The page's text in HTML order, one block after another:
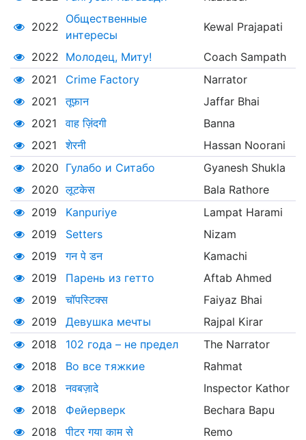
2022
Общественные
интересы
Kewal Prajapati
2022 Молодец, Миту!
Coach Sampath
2021
Crime Factory
Narrator
2021
तूफ़ान
Jaffar Bhai
2021
वाह ज़िंदगी
Banna
2021
शेरनी
Hassan Noorani
2020 Гулабо и Ситабо
Gyanesh Shukla
2020 लूटकेस
Bala Rathore
2019
Kanpuriye
Lampat Harami
2019
Setters
Nizam
2019
गन पे डन
Kamachi
2019
Парень из гетто
Aftab Ahmed
2019
चॉपस्टिक्स
Faiyaz Bhai
2019
Девушка мечты
Rajpal Kirar
2018
102 года – не предел
The Narrator
2018
Во все тяжкие
Rahmat
2018
नवबज़ादे
Inspector Kathor
2018
Фейерверк
Bechara Bapu
2018
पीटर गया काम से
Remo